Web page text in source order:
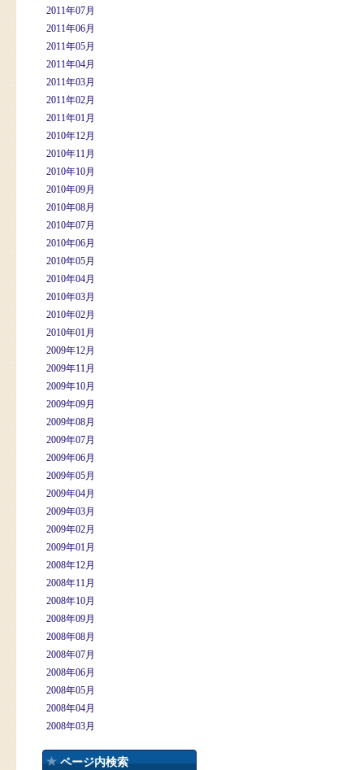
2011年07月
2011年06月
2011年05月
2011年04月
2011年03月
2011年02月
2011年01月
2010年12月
2010年11月
2010年10月
2010年09月
2010年08月
2010年07月
2010年06月
2010年05月
2010年04月
2010年03月
2010年02月
2010年01月
2009年12月
2009年11月
2009年10月
2009年09月
2009年08月
2009年07月
2009年06月
2009年05月
2009年04月
2009年03月
2009年02月
2009年01月
2008年12月
2008年11月
2008年10月
2008年09月
2008年08月
2008年07月
2008年06月
2008年05月
2008年04月
2008年03月
ページ内検索